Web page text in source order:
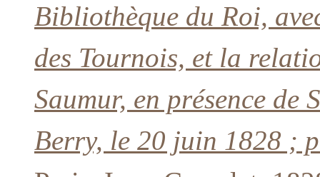
Bibliothèque du Roi,
des Tournois, et la
Saumur, en présence de
Berry, le 20 juin 1828 ;